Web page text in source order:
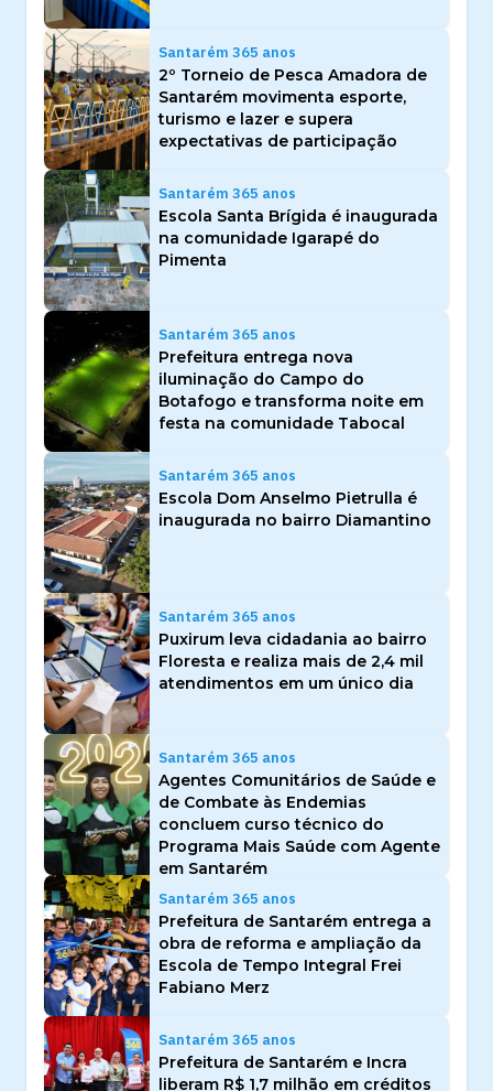
Santarém 365 anos
2º Torneio de Pesca Amadora de
Santarém movimenta esporte,
turismo e lazer e supera
expectativas de participação
Santarém 365 anos
Escola Santa Brígida é inaugurada
na comunidade Igarapé do
Pimenta
Santarém 365 anos
Prefeitura entrega nova
iluminação do Campo do
Botafogo e transforma noite em
festa na comunidade Tabocal
Santarém 365 anos
Escola Dom Anselmo Pietrulla é
inaugurada no bairro Diamantino
Santarém 365 anos
Puxirum leva cidadania ao bairro
Floresta e realiza mais de 2,4 mil
atendimentos em um único dia
Santarém 365 anos
Agentes Comunitários de Saúde e
de Combate às Endemias
concluem curso técnico do
Programa Mais Saúde com Agente
em Santarém
Santarém 365 anos
Prefeitura de Santarém entrega a
obra de reforma e ampliação da
Escola de Tempo Integral Frei
Fabiano Merz
Santarém 365 anos
Prefeitura de Santarém e Incra
liberam R$ 1,7 milhão em créditos